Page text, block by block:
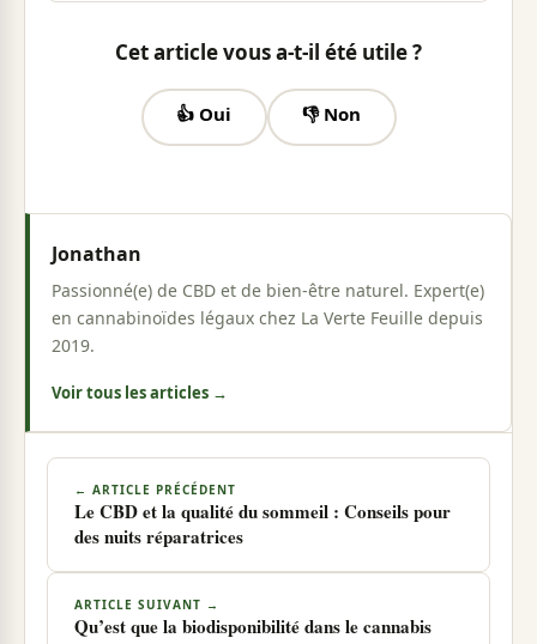
Cet article vous a-t-il été utile ?
👍 Oui 👎 Non
Jonathan
Passionné(e) de CBD et de bien-être naturel. Expert(e)
en cannabinoïdes légaux chez La Verte Feuille depuis
2019.
Voir tous les articles →
← ARTICLE PRÉCÉDENT
Le CBD et la qualité du sommeil : Conseils pour
des nuits réparatrices
ARTICLE SUIVANT →
Qu’est que la biodisponibilité dans le cannabis